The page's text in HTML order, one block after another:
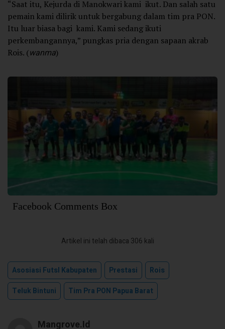
“Saat itu, Kejurda di Manokwari kami ikut. Dan salah satu
pemain kami dilirik untuk bergabung dalam tim pra PON.
Itu luar biasa bagi kami. Kami sedang ikuti
perkembangannya,” pungkas pria dengan sapaan akrab
Rois. (wanma)
Facebook Comments Box
Artikel ini telah dibaca 306 kali
Asosiasi Futsl Kabupaten Prestasi
Rois
Teluk Bintuni
Tim Pra PON Papua Barat
Mangrove.id